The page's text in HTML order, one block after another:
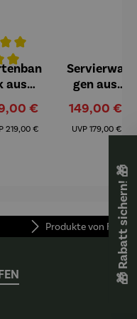
Bewertung
aus
€
Regulärer Preis:
219,00 €
Servierwa
gen aus
Chester
149,00 €
UVP Regulärer
179,00 €
Produkte von FUNKE
🎁 Rabatt sichern! 🎁